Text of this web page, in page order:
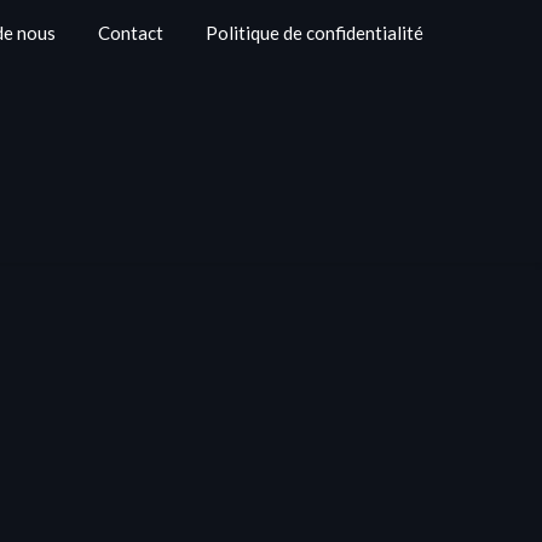
nous Contact Politique de confidentialité